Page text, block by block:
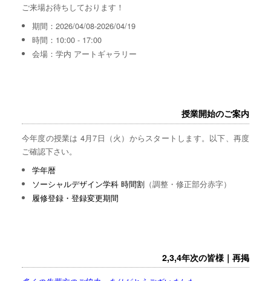
ご来場お待ちしております！
期間：2026/04/08-2026/04/19
時間：10:00 - 17:00
会場：学内 アートギャラリー
授業開始のご案内
今年度の授業は 4月7日（火）からスタートします。以下、再度
ご確認下さい。
学年暦
ソーシャルデザイン学科 時間割 （調整・修正部分赤字）
履修登録・登録変更期間
2,3,4年次の皆様｜再掲